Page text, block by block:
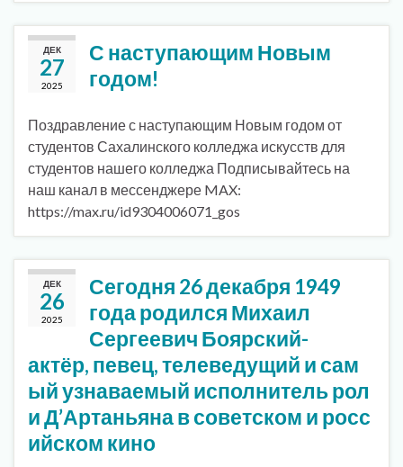
ДЕК
27
2025
С наступающим Новым
годом!
Поздравление с наступающим Новым годом от
студентов Сахалинского колледжа искусств для
студентов нашего колледжа Подписывайтесь на
наш канал в мессенджере MAX:
https://max.ru/id9304006071_gos
ДЕК
26
2025
Сегодня 26 декабря 1949
года родился Михаил
Сергеевич Боярский-
актёр, певец, телеведущий и сам
ый узнаваемый исполнитель рол
и Д’Артаньяна в советском и росс
ийском кино